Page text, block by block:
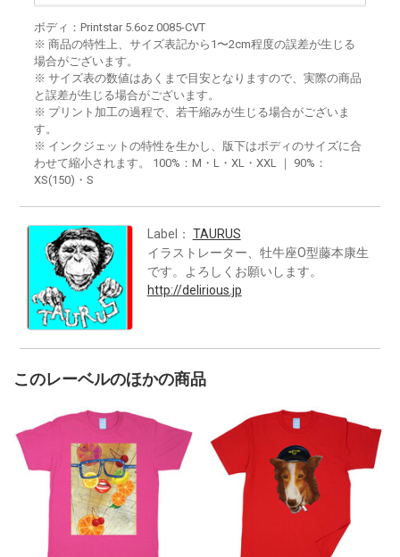
ボディ：Printstar 5.6oz 0085-CVT
※ 商品の特性上、サイズ表記から1〜2cm程度の誤差が生じる
場合がございます。
※ サイズ表の数値はあくまで目安となりますので、実際の商品
と誤差が生じる場合がございます。
※ プリント加工の過程で、若干縮みが生じる場合がございま
す。
※ インクジェットの特性を生かし、版下はボディのサイズに合
わせて縮小されます。 100%：M・L・XL・XXL ｜ 90%：
XS(150)・S
Label： TAURUS
イラストレーター、牡牛座O型藤本康生
です。よろしくお願いします。
http://delirious.jp
このレーベルのほかの商品